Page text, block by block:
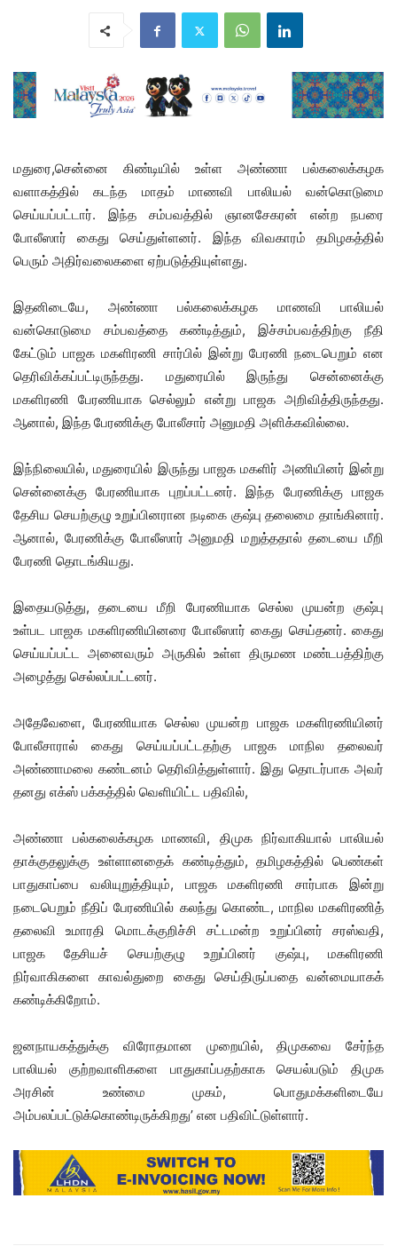
மதுரை,சென்னை கிண்டியில் உள்ள அண்ணா பல்கலைக்கழக
வளாகத்தில் கடந்த மாதம் மாணவி பாலியல் வன்கொடுமை
செய்யப்பட்டார். இந்த சம்பவத்தில் ஞானசேகரன் என்ற நபரை
போலீஸார் கைது செய்துள்ளனர். இந்த விவகாரம் தமிழகத்தில்
பெரும் அதிர்வலைகளை ஏற்படுத்தியுள்ளது.
இதனிடையே, அண்ணா பல்கலைக்கழக மாணவி பாலியல்
வன்கொடுமை சம்பவத்தை கண்டித்தும், இச்சம்பவத்திற்கு நீதி
கேட்டும் பாஜக மகளிரணி சார்பில் இன்று பேரணி நடைபெறும் என
தெரிவிக்கப்பட்டிருந்தது. மதுரையில் இருந்து சென்னைக்கு
மகளிரணி பேரணியாக செல்லும் என்று பாஜக அறிவித்திருந்தது.
ஆனால், இந்த பேரணிக்கு போலீசார் அனுமதி அளிக்கவில்லை.
இந்நிலையில், மதுரையில் இருந்து பாஜக மகளிர் அணியினர் இன்று
சென்னைக்கு பேரணியாக புறப்பட்டனர். இந்த பேரணிக்கு பாஜக
தேசிய செயற்குழு உறுப்பினரான நடிகை குஷ்பு தலைமை தாங்கினார்.
ஆனால், பேரணிக்கு போலீஸார் அனுமதி மறுத்ததால் தடையை மீறி
பேரணி தொடங்கியது.
இதையடுத்து, தடையை மீறி பேரணியாக செல்ல முயன்ற குஷ்பு
உள்பட பாஜக மகளிரணியினரை போலீஸார் கைது செய்தனர். கைது
செய்யப்பட்ட அனைவரும் அருகில் உள்ள திருமண மண்டபத்திற்கு
அழைத்து செல்லப்பட்டனர்.
அதேவேளை, பேரணியாக செல்ல முயன்ற பாஜக மகளிரணியினர்
போலீசாரால் கைது செய்யப்பட்டதற்கு பாஜக மாநில தலைவர்
அண்ணாமலை கண்டனம் தெரிவித்துள்ளார். இது தொடர்பாக அவர்
தனது எக்ஸ் பக்கத்தில் வெளியிட்ட பதிவில்,
அண்ணா பல்கலைக்கழக மாணவி, திமுக நிர்வாகியால் பாலியல்
தாக்குதலுக்கு உள்ளானதைக் கண்டித்தும், தமிழகத்தில் பெண்கள்
பாதுகாப்பை வலியுறுத்தியும், பாஜக மகளிரணி சார்பாக இன்று
நடைபெறும் நீதிப் பேரணியில் கலந்து கொண்ட, மாநில மகளிரணித்
தலைவி உமாரதி மொடக்குறிச்சி சட்டமன்ற உறுப்பினர் சரஸ்வதி,
பாஜக தேசியச் செயற்குழு உறுப்பினர் குஷ்பு, மகளிரணி
நிர்வாகிகளை காவல்துறை கைது செய்திருப்பதை வன்மையாகக்
கண்டிக்கிறோம்.
ஜனநாயகத்துக்கு விரோதமான முறையில், திமுகவை சேர்ந்த
பாலியல் குற்றவாளிகளை பாதுகாப்பதற்காக செயல்படும் திமுக
அரசின் உண்மை முகம், பொதுமக்களிடையே
அம்பலப்பட்டுக்கொண்டிருக்கிறது’ என பதிவிட்டுள்ளார்.